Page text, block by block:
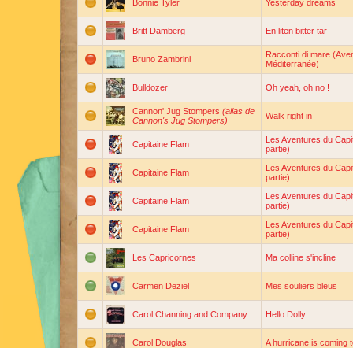
Bonnie Tyler Yesterday dreams
Britt Damberg En liten bitter tar
Bruno Zambrini
Racconti di mare
Méditerranée)
Bulldozer Oh yeah, oh no !
Cannon' Jug Stompers (alias de
Cannon's Jug Stompers)
Walk right in
Capitaine Flam
Les Aventures du
partie)
Capitaine Flam
Les Aventures du
partie)
Capitaine Flam
Les Aventures du
partie)
Capitaine Flam
Les Aventures du
partie)
Les Capricornes Ma colline s'incline
Carmen Deziel Mes souliers bleus
Carol Channing and Company Hello Dolly
Carol Douglas A hurricane is coming